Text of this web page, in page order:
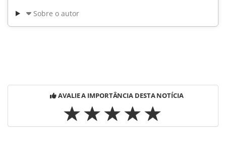
Sobre o autor
AVALIE A IMPORTÂNCIA DESTA NOTÍCIA